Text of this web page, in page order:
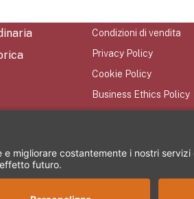
Condizioni di vendita
Privacy Policy
Cookie Policy
Business Ethics Policy
di CRIBIS Holding S.r.l. - Società con